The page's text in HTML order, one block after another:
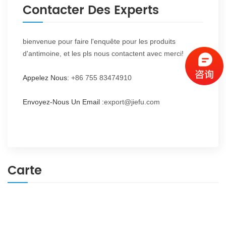
Contacter Des Experts
bienvenue pour faire l'enquête pour les produits
d'antimoine, et les pls nous contactent avec merci!
Appelez Nous: +86 755 83474910
Envoyez-Nous Un Email :export@jiefu.com
Carte